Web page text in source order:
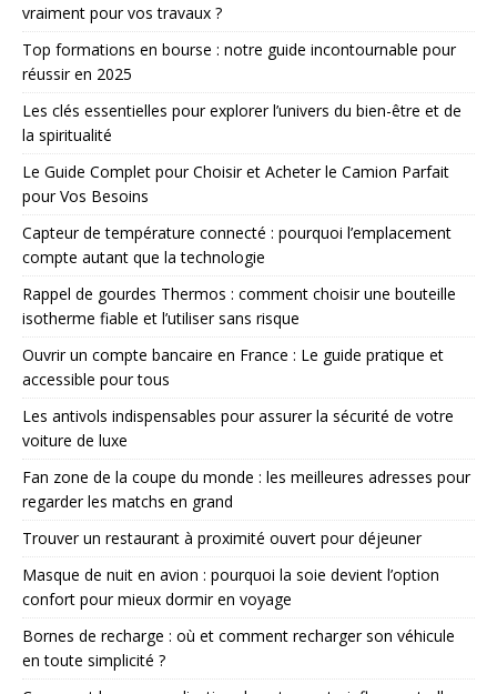
vraiment pour vos travaux ?
Top formations en bourse : notre guide incontournable pour
réussir en 2025
Les clés essentielles pour explorer l’univers du bien-être et de
la spiritualité
Le Guide Complet pour Choisir et Acheter le Camion Parfait
pour Vos Besoins
Capteur de température connecté : pourquoi l’emplacement
compte autant que la technologie
Rappel de gourdes Thermos : comment choisir une bouteille
isotherme fiable et l’utiliser sans risque
Ouvrir un compte bancaire en France : Le guide pratique et
accessible pour tous
Les antivols indispensables pour assurer la sécurité de votre
voiture de luxe
Fan zone de la coupe du monde : les meilleures adresses pour
regarder les matchs en grand
Trouver un restaurant à proximité ouvert pour déjeuner
Masque de nuit en avion : pourquoi la soie devient l’option
confort pour mieux dormir en voyage
Bornes de recharge : où et comment recharger son véhicule
en toute simplicité ?